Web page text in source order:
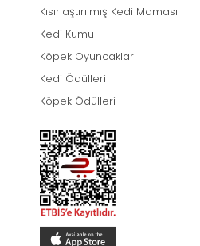
Kısırlaştırılmış Kedi Maması
Kedi Kumu
Köpek Oyuncakları
Kedi Ödülleri
Köpek Ödülleri